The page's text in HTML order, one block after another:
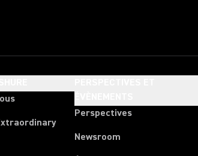
Perspectives
Newsroom